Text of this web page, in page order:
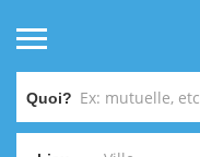
Quoi?